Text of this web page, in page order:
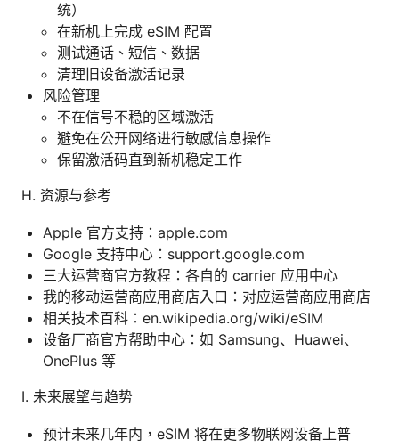
统）
在新机上完成 eSIM 配置
测试通话、短信、数据
清理旧设备激活记录
风险管理
不在信号不稳的区域激活
避免在公开网络进行敏感信息操作
保留激活码直到新机稳定工作
H. 资源与参考
Apple 官方支持：apple.com
Google 支持中心：support.google.com
三大运营商官方教程：各自的 carrier 应用中心
我的移动运营商应用商店入口：对应运营商应用商店
相关技术百科：en.wikipedia.org/wiki/eSIM
设备厂商官方帮助中心：如 Samsung、Huawei、
OnePlus 等
I. 未来展望与趋势
预计未来几年内，eSIM 将在更多物联网设备上普